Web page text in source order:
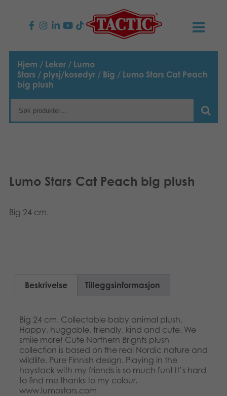
PRODUKTER
Barnespill
Familiespill
Puslespill
Leker
Arkiverte produkter
NYHETER
TACTIC
Vår historie
Produktsider
Media
Norsk
English
Nederlands
Polski
Svenska
Hjem / Leker / Lumo
Stars / plysj/kosedyr / Big / Lumo Stars Cat Peach
big plush
Lumo Stars Cat Peach big plush
Big 24 cm.
Beskrivelse Tilleggsinformasjon
Big 24 cm. Collectable baby animal plush.
Happy, huggable, friendly, kind and cute. We
smile more! Cute Northern Brights plush
collection is based on the real Nordic nature and
wildlife. Pure Finnish design. Playing in the
haystack with my friends is so much fun! It’s hard
to find me thanks to my colour.
www.lumostars.com